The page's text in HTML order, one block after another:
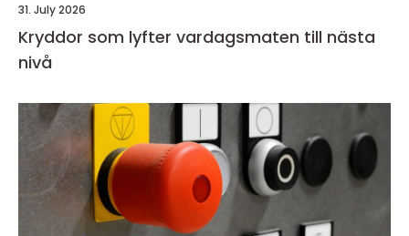
31. July 2026
Kryddor som lyfter vardagsmaten till nästa
nivå